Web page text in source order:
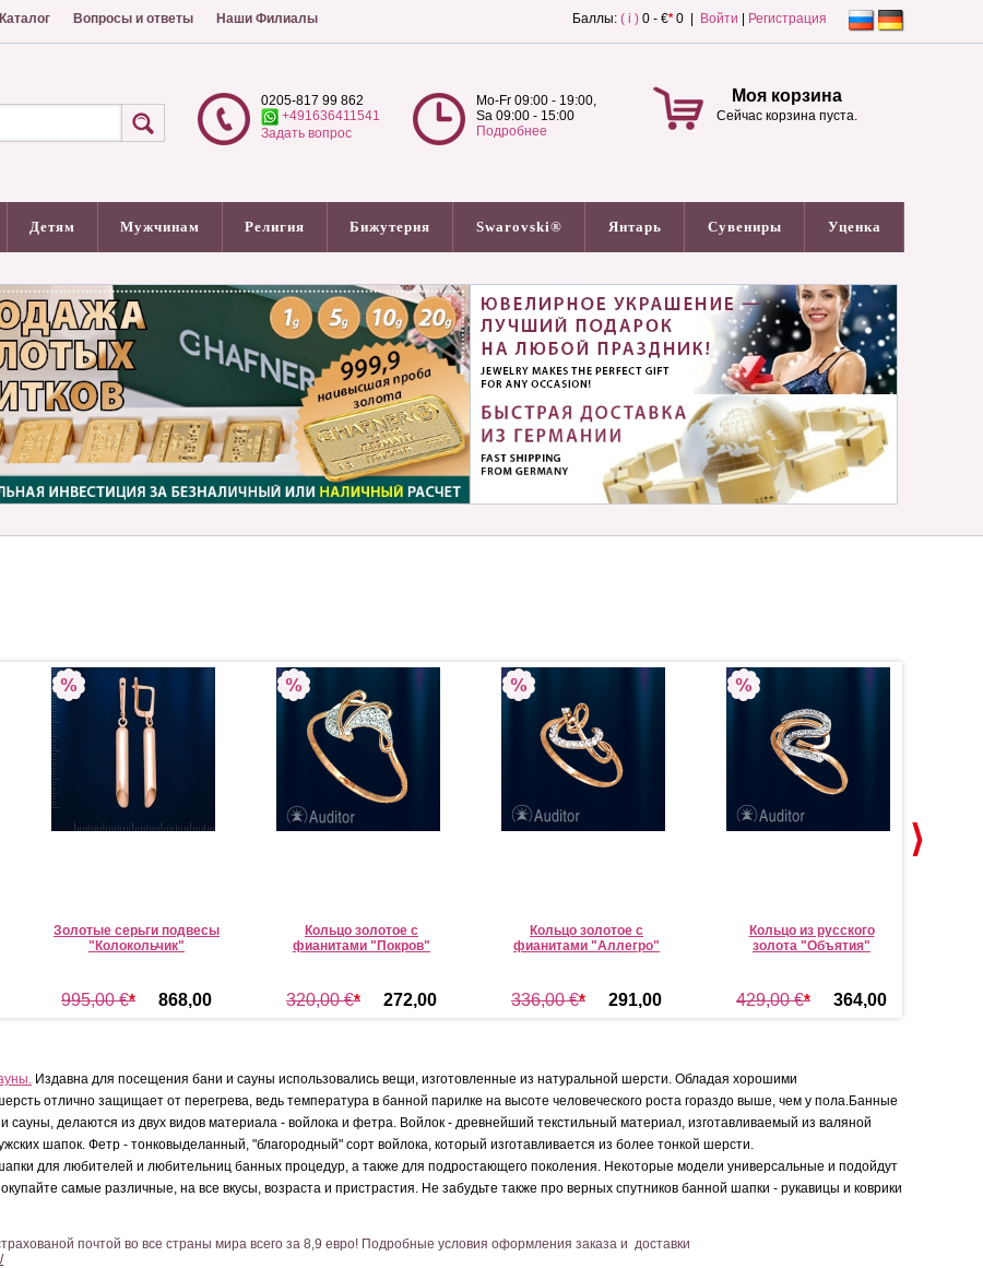
Вопросы и ответы Наши Филиалы Баллы: ( i ) 0 - €*0 | Войти Регистрация
0205-817 99 862
+491636411541
Задать вопрос
Mo-Fr 09:00 - 19:00,
Sa 09:00 - 15:00
Подробнее
Моя корзина
Сейчас корзина пуста.
Детям Мужчинам Религия Бижутерия Swarovski® Янтарь Сувениры Уценка
Золотые серьги подвесы
"Колокольчик"
995,00 €*
868,00
Кольцо золотое с
фианитами "Покров"
320,00 €*
272,00
Кольцо золотое с
фианитами "Аллегро"
336,00 €*
291,00
Кольцо из русского
золота "Объятия"
429,00 €*
364,00
Издавна для посещения бани и сауны использовались вещи, изготовленные из натуральной шерсти. Обладая хорошими
отлично защищает от перегрева, ведь температура в банной парилке на высоте человеческого роста гораздо выше, чем у пола.Банные
сауны, делаются из двух видов материала - войлока и фетра. Войлок - древнейший текстильный материал, изготавливаемый из валяной
шапок. Фетр - тонковыделанный, "благородный" сорт войлока, который изготавливается из более тонкой шерсти.
для любителей и любительниц банных процедур, а также для подростающего поколения. Некоторые модели универсальные и подойдут
самые различные, на все вкусы, возраста и пристрастия. Не забудьте также про верных спутников банной шапки - рукавицы и коврики
почтой во все страны мира всего за 8,9 евро! Подробные условия оформления заказа и доставки